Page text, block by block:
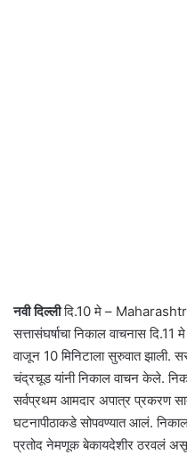
नवी दिल्लीदि.10 मे –
सत्तासंघर्षाचा निकाल वाचनास दि.11
वाजून 10 मिनिटाला सुरुवात झाली.
चंद्रचूड यांनी निकाल वाचन केले.
सर्वप्रथम आमदार अपात्र प्रकरण सात
घटनापीठाकडे सोपवण्यात आलं.
प्रतोद नेमणूक बेकायदेशीर ठरवलं असून